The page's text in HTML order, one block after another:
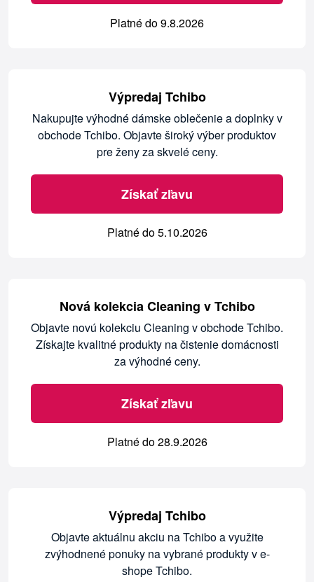
Platné do 9.8.2026
Výpredaj Tchibo
Nakupujte výhodné dámske oblečenie a doplnky v
obchode Tchibo. Objavte široký výber produktov
pre ženy za skvelé ceny.
Získať zľavu
Platné do 5.10.2026
Nová kolekcia Cleaning v Tchibo
Objavte novú kolekciu Cleaning v obchode Tchibo.
Získajte kvalitné produkty na čistenie domácnosti
za výhodné ceny.
Získať zľavu
Platné do 28.9.2026
Výpredaj Tchibo
Objavte aktuálnu akciu na Tchibo a využite
zvýhodnené ponuky na vybrané produkty v e-
shope Tchibo.